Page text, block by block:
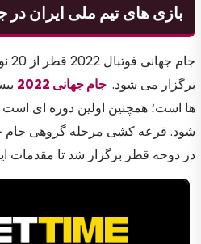
بازی های تیم ملی ایران در
برگزار می شود. جام جهانی 2022
ها است؛ همچنین اولین دوره ای
در دوحه قطر برگزار شد تا مقدمات